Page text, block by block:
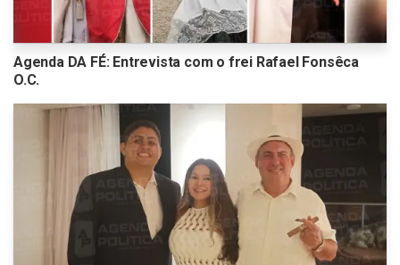
Agenda DA FÉ: Entrevista com o frei Rafael Fonsêca
O.C.